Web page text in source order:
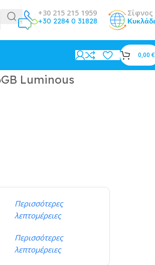
+30 215 215 1959
+30 2284 0 31828
Σίφνος
0,00 €
Luminous
Περισσότερες
λεπτομέρειες
Περισσότερες
λεπτομέρειες